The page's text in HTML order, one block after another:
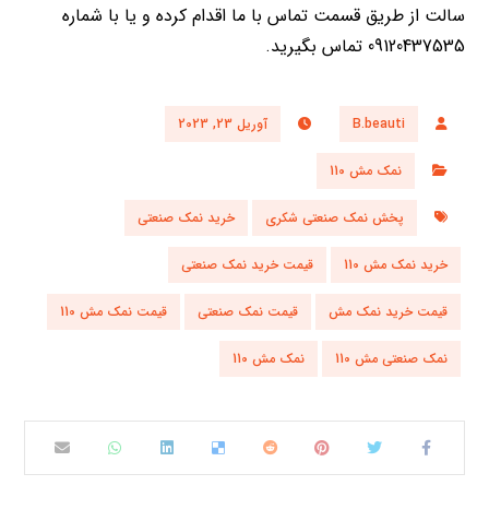
سالت از طریق قسمت تماس با ما اقدام کرده و یا با شماره
09120437535 تماس بگیرید.
B.beauti آوریل 23, 2023
نمک مش 110
پخش نمک صنعتی شکری خرید نمک صنعتی
خرید نمک مش 110 قیمت خرید نمک صنعتی
قیمت خرید نمک مش قیمت نمک صنعتی قیمت نمک مش 110
نمک صنعتی مش 110 نمک مش 110